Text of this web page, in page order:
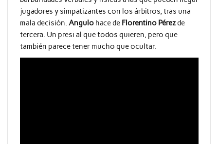
jugadores y simpatizantes con los árbitros, tras una
mala decisión. Angulohace de Florentino Pérezde
tercera. Un presi al que todos quieren, pero que
también parece tener mucho que ocultar.